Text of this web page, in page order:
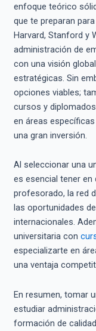
enfoque teórico
que te preparan
Harvard, Stanford y
administración de
con una visión
estratégicas. Sin
opciones viables;
cursos y
en áreas
una gran inversión.
Al seleccionar una
es esencial tener
profesorado, la red
las oportunidades
internacionales.
universitaria con
especializarte en
una ventaja
En resumen, tomar
estudiar
formación de